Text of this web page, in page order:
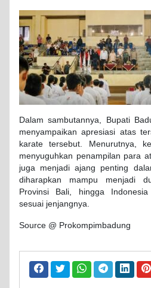
Dalam sambutannya, Bupati
menyampaikan apresiasi atas
karate tersebut. Menurutnya,
menyuguhkan penampilan para
juga menjadi ajang penting
diharapkan mampu menjadi
Provinsi Bali, hingga
sesuai jenjangnya.
Source @ Prokompimbadung